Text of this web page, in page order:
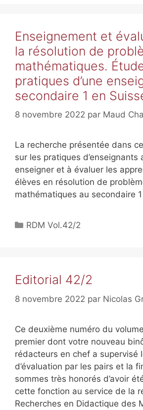
Enseignement et
la résolution de
mathématiques.
pratiques d’une
secondaire 1 en
8 novembre 2022 par Maud
La recherche présentée dans
sur les pratiques d’enseignants
enseigner et à évaluer les
élèves en résolution de
mathématiques au secondaire
RDM Vol.42/2
Editorial 42/2
8 novembre 2022 par Nicolas
Ce deuxième numéro du
premier dont votre nouveau
rédacteurs en chef a supervisé
d’évaluation par les pairs et la
sommes très honorés d’avoir
cette fonction au service de la
Recherches en Didactique des